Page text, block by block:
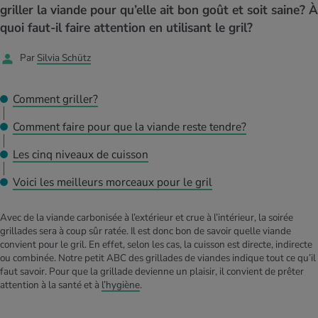
et intolérances
Calculateur d’IMC
Calculez votre besoin en calories
d’hiver
ACTUELS DANS LE DOMAINE MOUVEMENT
Calculer la consommation de calories
Course & Jogging
au quotidien
de relaxation
ACTUELS DANS LE DOMAINE RELAXATION
Travail et santé
Détente active
médical
spécialisée
des femmes
Réduire la tension artérielle
Douleurs nerveuses
ACTUELS DANS LE DOMAINE SERVICE
Offres
griller la viande pour qu’elle ait bon goût et soit saine? À
quoi faut-il faire attention en utilisant le gril?
Par Silvia Schütz
Comment griller?
Comment faire pour que la viande reste tendre?
Les cinq niveaux de cuisson
Voici les meilleurs morceaux pour le gril
Avec de la viande carbonisée à l’extérieur et crue à l’intérieur, la soirée
grillades sera à coup sûr ratée. Il est donc bon de savoir quelle viande
convient pour le gril. En effet, selon les cas, la cuisson est directe, indirecte
ou combinée. Notre petit ABC des grillades de viandes indique tout ce qu’il
faut savoir. Pour que la grillade devienne un plaisir, il convient de prêter
attention à la santé et à l’hygiène.